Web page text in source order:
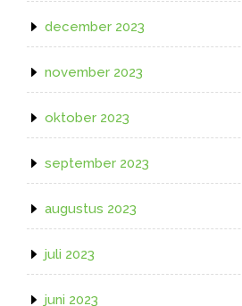
december 2023
november 2023
oktober 2023
september 2023
augustus 2023
juli 2023
juni 2023